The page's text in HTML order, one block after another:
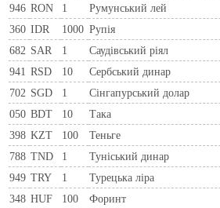
946 RON 1 Румунський лей
360 IDR 1000 Рупія
682 SAR 1 Саудівський ріял
941 RSD 10 Сербський динар
702 SGD 1 Сінгапурський долар
050 BDT 10 Така
398 KZT 100 Теньге
788 TND 1 Туніський динар
949 TRY 1 Турецька ліра
348 HUF 100 Форинт